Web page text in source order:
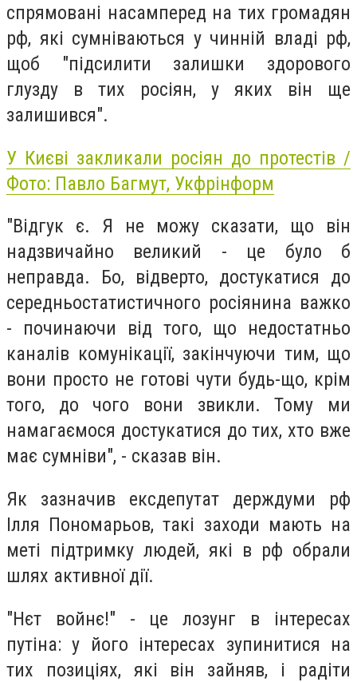
спрямовані насамперед на тих громадян
рф, які сумніваються у чинній владі рф,
щоб "підсилити залишки здорового
глузду в тих росіян, у яких він ще
залишився".
У Києві закликали росіян до протестів /
Фото: Павло Багмут, Укфрінформ
"Відгук є. Я не можу сказати, що він
надзвичайно великий - це було б
неправда. Бо, відверто, достукатися до
середньостатистичного росіянина важко
- починаючи від того, що недостатньо
каналів комунікації, закінчуючи тим, що
вони просто не готові чути будь-що, крім
того, до чого вони звикли. Тому ми
намагаємося достукатися до тих, хто вже
має сумніви", - сказав він.
Як зазначив ексдепутат держдуми рф
Ілля Пономарьов, такі заходи мають на
меті підтримку людей, які в рф обрали
шлях активної дії.
"Нєт войнє!" - це лозунг в інтересах
путіна: у його інтересах зупинитися на
тих позиціях, які він зайняв, і радіти